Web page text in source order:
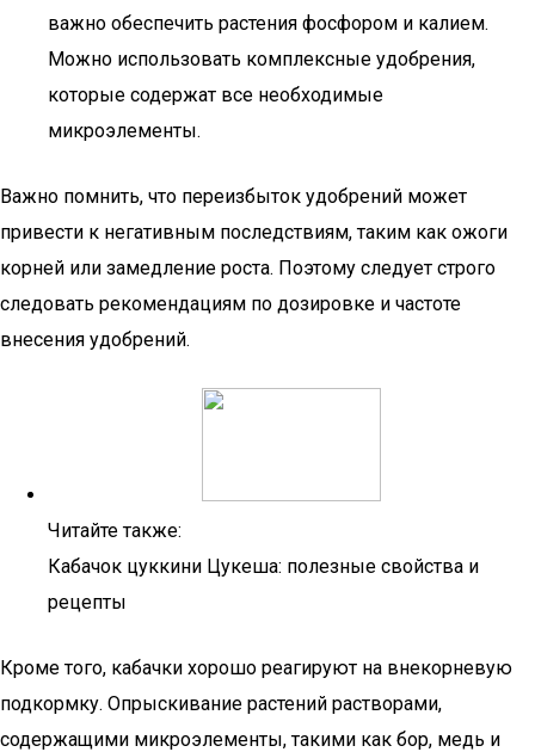
важно обеспечить растения фосфором и калием.
Можно использовать комплексные удобрения,
которые содержат все необходимые
микроэлементы.
Важно помнить, что переизбыток удобрений может
привести к негативным последствиям, таким как ожоги
корней или замедление роста. Поэтому следует строго
следовать рекомендациям по дозировке и частоте
внесения удобрений.
Читайте также:
Кабачок цуккини Цукеша: полезные свойства и
рецепты
Кроме того, кабачки хорошо реагируют на внекорневую
подкормку. Опрыскивание растений растворами,
содержащими микроэлементы, такими как бор, медь и